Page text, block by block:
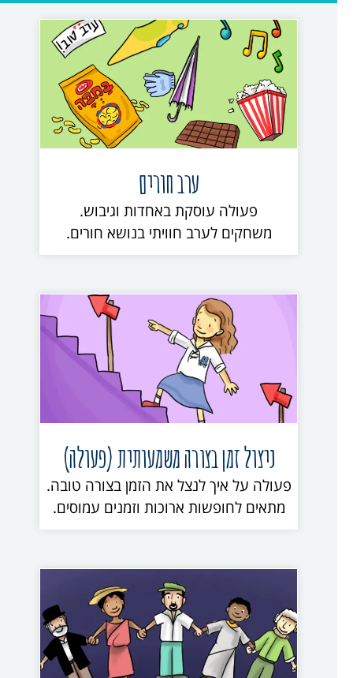
ערב חורים
פעולה עוסקת באחדות וגיבוש.
משחקים לערב חוויתי בנושא חורים.
ניצול זמן בצורה משמעותית (פעולה)
פעולה על איך לנצל את הזמן בצורה טובה.
מתאים לחופשות ארוכות וזמנים עמוסים.